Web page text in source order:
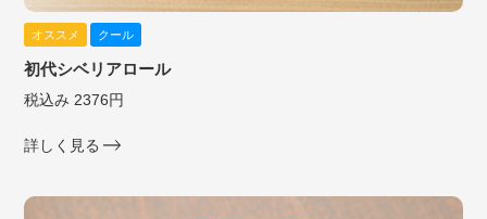
オススメ クール
初代シベリアロール
税込み 2376円
詳しく見る